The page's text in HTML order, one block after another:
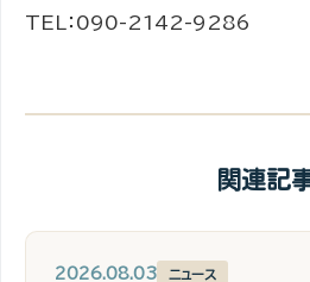
TEL：090-2142-9286
関連記
2026.08.03 ニュース